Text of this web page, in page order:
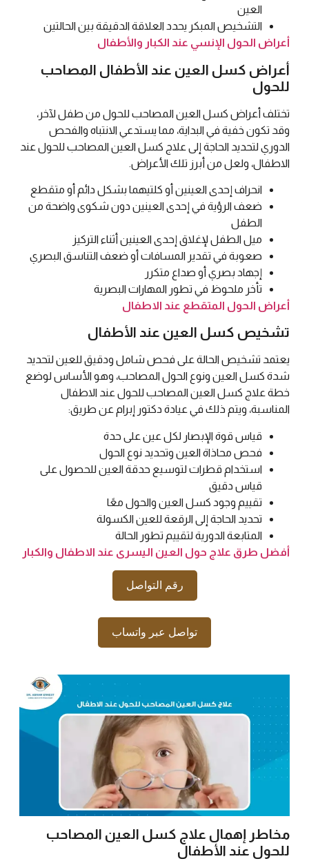
العين
التشخيص المبكر يحدد العلاقة الدقيقة بين الحالتين
أعراض الحول الإنسي عند الكبار والأطفال
أعراض كسل العين عند الأطفال المصاحب
للحول
تختلف أعراض كسل العين المصاحب للحول من طفل لآخر،
وقد تكون خفية في البداية، مما يستدعي الانتباه والفحص
الدوري لتحديد الحاجة إلى علاج كسل العين المصاحب للحول عند
الاطفال، ولعل من أبرز تلك الأعراض.
انحراف إحدى العينين أو كلتيهما بشكل دائم أو متقطع
ضعف الرؤية في إحدى العينين دون شكوى واضحة من
الطفل
ميل الطفل لإغلاق إحدى العينين أثناء التركيز
صعوبة في تقدير المسافات أو ضعف التناسق البصري
إجهاد بصري أو صداع متكرر
تأخر ملحوظ في تطور المهارات البصرية
أعراض الحول المتقطع عند الاطفال
تشخيص كسل العين عند الأطفال
يعتمد تشخيص الحالة على فحص شامل ودقيق للعين لتحديد
شدة كسل العين ونوع الحول المصاحب، وهو الأساس لوضع
خطة علاج كسل العين المصاحب للحول عند الاطفال
المناسبة، ويتم ذلك في عيادة دكتور إبرام عن طريق:
قياس قوة الإبصار لكل عين على حدة
فحص محاذاة العين وتحديد نوع الحول
استخدام قطرات لتوسيع حدقة العين للحصول على
قياس دقيق
تقييم وجود كسل العين والحول معًا
تحديد الحاجة إلى الرقعة للعين الكسولة
المتابعة الدورية لتقييم تطور الحالة
أفضل طرق علاج حول العين اليسرى عند الاطفال والكبار
رقم التواصل
تواصل عبر واتساب
مخاطر إهمال علاج كسل العين المصاحب
للحول عند الأطفال